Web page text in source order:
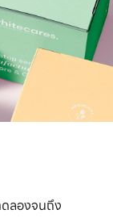
ดลองจนถึง